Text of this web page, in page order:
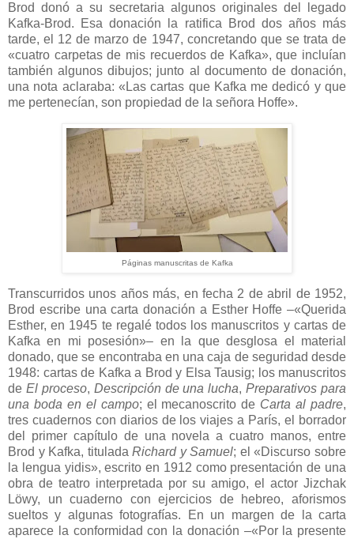
Brod donó a su secretaria algunos originales del legado
Kafka-Brod. Esa donación la ratifica Brod dos años más
tarde, el 12 de marzo de 1947, concretando que se trata de
«cuatro carpetas de mis recuerdos de Kafka», que incluían
también algunos dibujos; junto al documento de donación,
una nota aclaraba: «Las cartas que Kafka me dedicó y que
me pertenecían, son propiedad de la señora Hoffe».
Páginas manuscritas de Kafka
Transcurridos unos años más, en fecha 2 de abril de 1952,
Brod escribe una carta donación a Esther Hoffe –«Querida
Esther, en 1945 te regalé todos los manuscritos y cartas de
Kafka en mi posesión»– en la que desglosa el material
donado, que se encontraba en una caja de seguridad desde
1948: cartas de Kafka a Brod y Elsa Tausig; los manuscritos
de El proceso, Descripción de una lucha,Preparativos para
una boda en el campo; el mecanoscrito de Carta al padre,
tres cuadernos con diarios de los viajes a París, el borrador
del primer capítulo de una novela a cuatro manos, entre
Brod y Kafka, tituladaRichard y Samuel; el «Discurso sobre
la lengua yidis», escrito en 1912 como presentación de una
obra de teatro interpretada por su amigo, el actor Jizchak
Löwy, un cuaderno con ejercicios de hebreo, aforismos
sueltos y algunas fotografías. En un margen de la carta
aparece la conformidad con la donación –«Por la presente